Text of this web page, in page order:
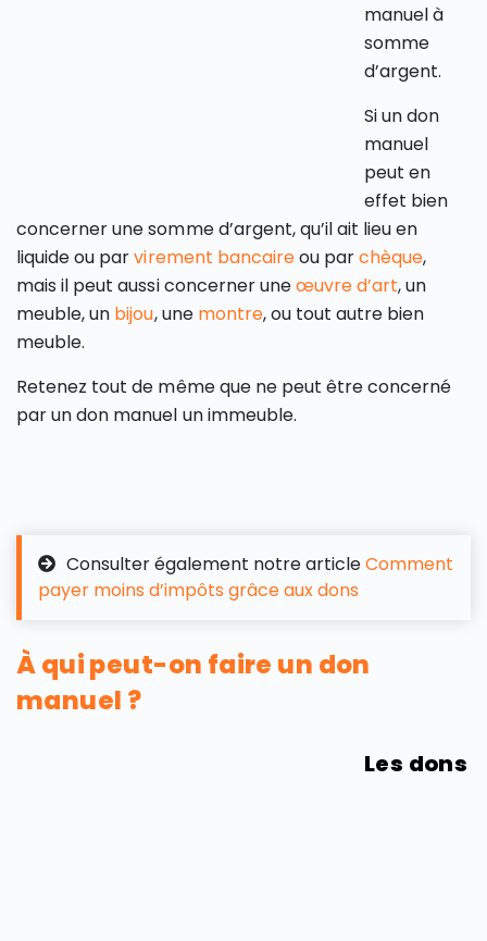
manuel à
somme
d’argent.
Si un don
manuel
peut en
effet bien
concerner une somme d’argent, qu’il ait lieu en
liquide ou parvirement bancaireou parchèque,
mais il peut aussi concerner uneœuvre d’art, un
meuble, un bijou, une montre, ou tout autre bien
meuble.
Retenez tout de même que ne peut être concerné
par un don manuel un immeuble.
Consulter également notre articleComment
payer moins d’impôts grâce aux dons
À qui peut-on faire un don
manuel ?
Les dons